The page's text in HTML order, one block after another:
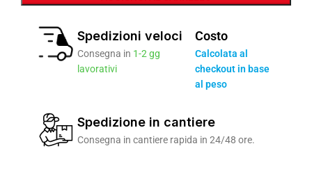
Spedizioni veloci
Consegna in 1-2 gg
lavorativi
Costo
Calcolata al
checkout in base
al peso
Spedizione in cantiere
Consegna in cantiere rapida in 24/48 ore.